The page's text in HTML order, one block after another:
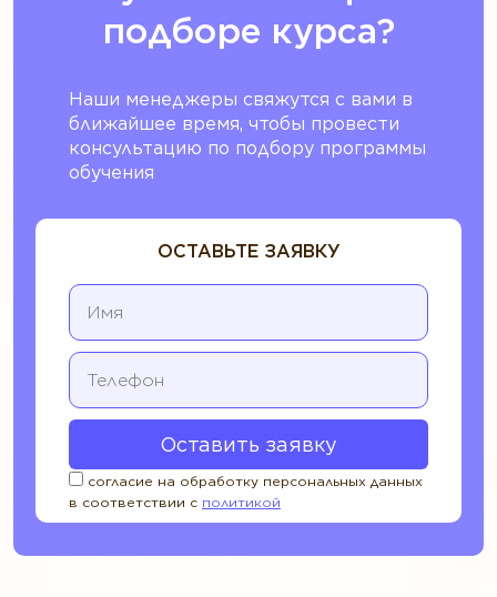
подборе курса?
Наши менеджеры свяжутся с вами в
ближайшее время, чтобы провести
консультацию по подбору программы
обучения
ОСТАВЬТЕ ЗАЯВКУ
согласие на обработку персональных данных
в соответствии с политикой